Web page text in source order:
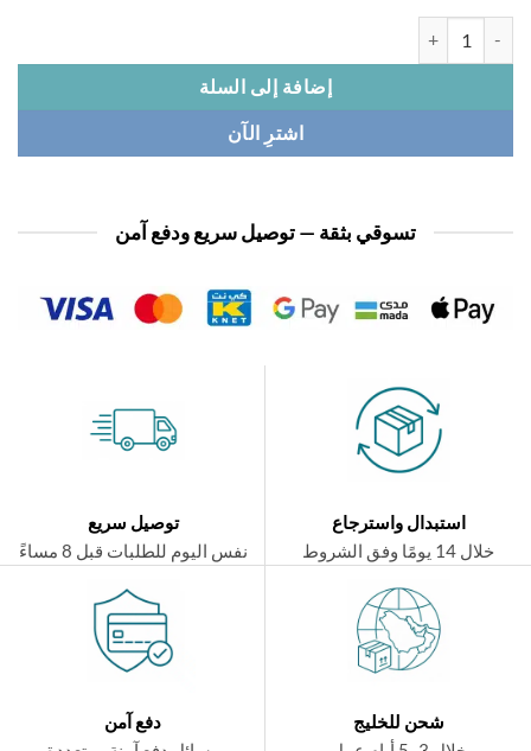
إضافة إلى السلة
اشترِ الآن
تسوقي بثقة — توصيل سريع ودفع آمن
استبدال واسترجاع
توصيل سريع
نفس اليوم للطلبات قبل 8 مساءً
شحن للخليج
دفع آمن